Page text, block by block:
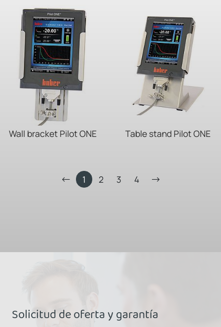
Wall bracket Pilot ONE Table stand Pilot ONE
1 2 3 4
Solicitud de oferta y garantía